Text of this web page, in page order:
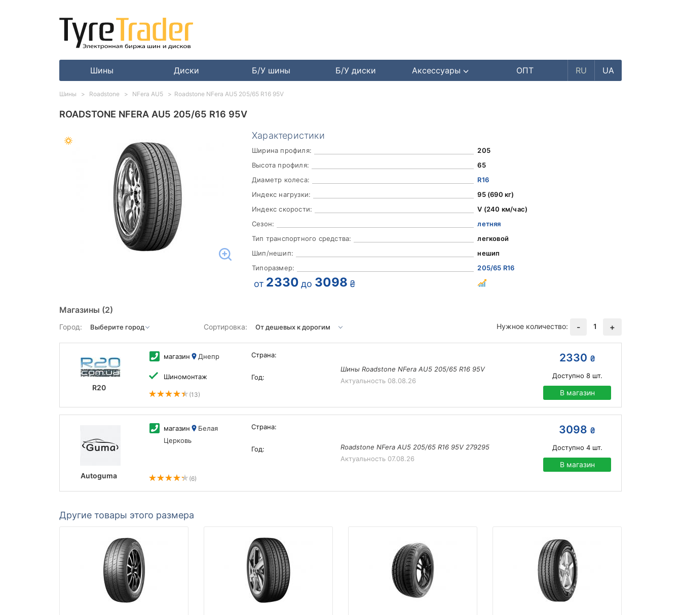
Шины Диски Б/У шины Б/У диски Аксессуары ОПТ RU UA
ROADSTONE NFERA AU5 205/65 R16 95V
Характеристики
Ширина профиля:
205
Высота профиля:
65
Диаметр колеса:
R16
Индекс нагрузки:
95 (690 кг)
Индекс скорости:
V (240 км/час)
Сезон:
летняя
Тип транспортного средства:
легковой
Шип/нешип:
нешип
Типоразмер:
205/65 R16
от 2330 до 3098 ₴
Магазины (2)
Город: Сортировка: Нужное количество: - 1 +
R20
магазин Днепр
Шиномонтаж
(13)
Страна:
Год:
Шины Roadstone NFera AU5 205/65 R16 95V
Актуальность 08.08.26
2330 ₴
Доступно 8шт.
В магазин
Autoguma
магазин
Белая
Церковь
(6)
Страна:
Год:
Roadstone NFera AU5 205/65 R16 95V 279295
Актуальность 07.08.26
3098 ₴
Доступно 4шт.
В магазин
Другие товары этого размера
Шины Roadstone NFera AU5 Roadstone NFera AU5 205/65 R16 95V